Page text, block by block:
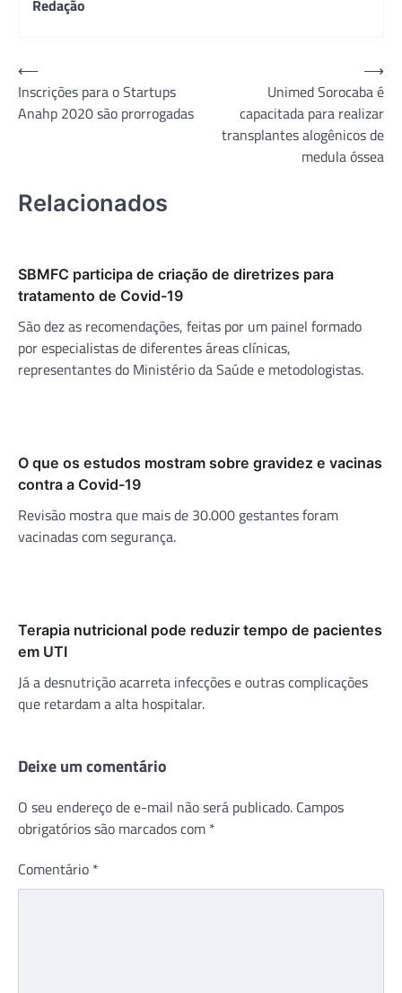
Redação
Navegação
de
Post
⟵
Inscrições para o Startups
Anahp 2020 são prorrogadas
Unimed Sorocaba é
capacitada para realizar
transplantes alogênicos de
medula óssea
⟶
Relacionados
SBMFC participa de criação de diretrizes para
tratamento de Covid-19
São dez as recomendações, feitas por um painel formado
por especialistas de diferentes áreas clínicas,
representantes do Ministério da Saúde e metodologistas.
O que os estudos mostram sobre gravidez e vacinas
contra a Covid-19
Revisão mostra que mais de 30.000 gestantes foram
vacinadas com segurança.
Terapia nutricional pode reduzir tempo de pacientes
em UTI
Já a desnutrição acarreta infecções e outras complicações
que retardam a alta hospitalar.
Deixe um comentário
O seu endereço de e-mail não será publicado. Campos
obrigatórios são marcados com *
Comentário *